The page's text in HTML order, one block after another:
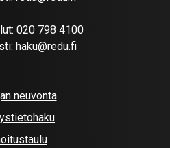
020 798 4100
haku@redu.fi
neuvonta